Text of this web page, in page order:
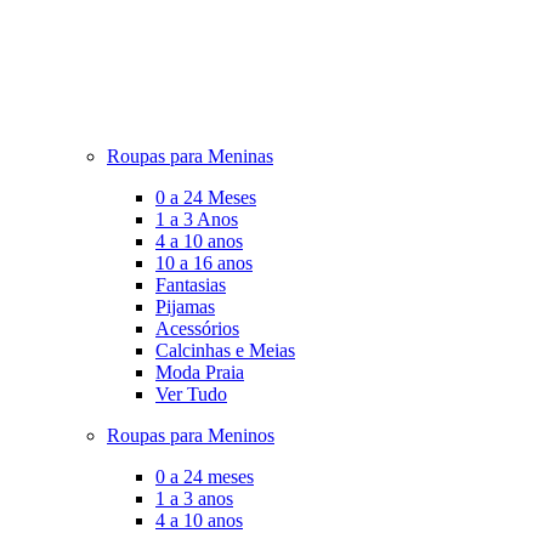
Roupas para Meninas
0 a 24 Meses
1 a 3 Anos
4 a 10 anos
10 a 16 anos
Fantasias
Pijamas
Acessórios
Calcinhas e Meias
Moda Praia
Ver Tudo
Roupas para Meninos
0 a 24 meses
1 a 3 anos
4 a 10 anos